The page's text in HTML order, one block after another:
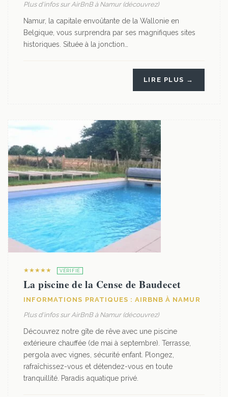
Plus d'infos sur AirBnB à Namur (découvrez)
Namur, la capitale envoûtante de la Wallonie en
Belgique, vous surprendra par ses magnifiques sites
historiques. Située à la jonction…
LIRE PLUS →
★★★★★ VÉRIFIÉ
La piscine de la Cense de Baudecet
INFORMATIONS PRATIQUES : AIRBNB À NAMUR
Plus d'infos sur AirBnB à Namur (découvrez)
Découvrez notre gîte de rêve avec une piscine
extérieure chauffée (de mai à septembre). Terrasse,
pergola avec vignes, sécurité enfant. Plongez,
rafraîchissez-vous et détendez-vous en toute
tranquillité. Paradis aquatique privé.